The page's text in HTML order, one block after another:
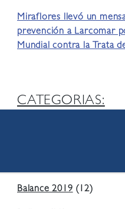
Miraflores llevó un
prevención a Larcomar
Mundial contra la Trata
CATEGORIAS:
Balance 2019(12)